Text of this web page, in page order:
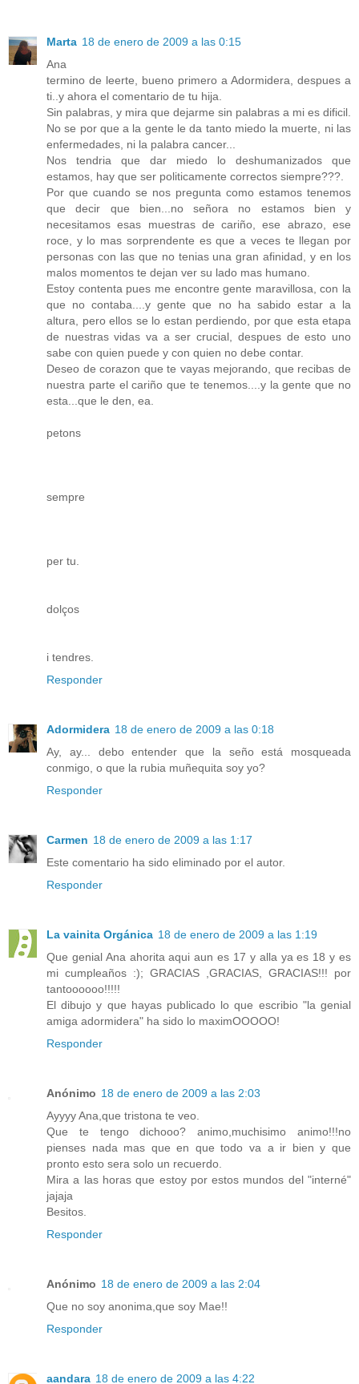
Marta 18 de enero de 2009 a las 0:15
Ana
termino de leerte, bueno primero a Adormidera, despues a
ti..y ahora el comentario de tu hija.
Sin palabras, y mira que dejarme sin palabras a mi es dificil.
No se por que a la gente le da tanto miedo la muerte, ni las
enfermedades, ni la palabra cancer...
Nos tendria que dar miedo lo deshumanizados que
estamos, hay que ser politicamente correctos siempre???.
Por que cuando se nos pregunta como estamos tenemos
que decir que bien...no señora no estamos bien y
necesitamos esas muestras de cariño, ese abrazo, ese
roce, y lo mas sorprendente es que a veces te llegan por
personas con las que no tenias una gran afinidad, y en los
malos momentos te dejan ver su lado mas humano.
Estoy contenta pues me encontre gente maravillosa, con la
que no contaba....y gente que no ha sabido estar a la
altura, pero ellos se lo estan perdiendo, por que esta etapa
de nuestras vidas va a ser crucial, despues de esto uno
sabe con quien puede y con quien no debe contar.
Deseo de corazon que te vayas mejorando, que recibas de
nuestra parte el cariño que te tenemos....y la gente que no
esta...que le den, ea.
petons
sempre
per tu.
dolços
i tendres.
Responder
Adormidera 18 de enero de 2009 a las 0:18
Ay, ay... debo entender que la seño está mosqueada
conmigo, o que la rubia muñequita soy yo?
Responder
Carmen 18 de enero de 2009 a las 1:17
Este comentario ha sido eliminado por el autor.
Responder
La vainita Orgánica 18 de enero de 2009 a las 1:19
Que genial Ana ahorita aqui aun es 17 y alla ya es 18 y es
mi cumpleaños :); GRACIAS ,GRACIAS, GRACIAS!!! por
tantoooooo!!!!!
El dibujo y que hayas publicado lo que escribio "la genial
amiga adormidera" ha sido lo maximOOOOO!
Responder
Anónimo 18 de enero de 2009 a las 2:03
Ayyyy Ana,que tristona te veo.
Que te tengo dichooo? animo,muchisimo animo!!!no
pienses nada mas que en que todo va a ir bien y que
pronto esto sera solo un recuerdo.
Mira a las horas que estoy por estos mundos del "interné"
jajaja
Besitos.
Responder
Anónimo 18 de enero de 2009 a las 2:04
Que no soy anonima,que soy Mae!!
Responder
aandara 18 de enero de 2009 a las 4:22